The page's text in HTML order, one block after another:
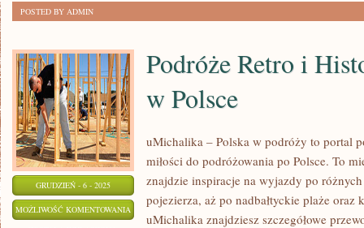
POSTED BY ADMIN
GRUDZIEŃ - 6 - 2025
MOŻLIWOŚĆ KOMENTOWANIA PODRÓŻE
Podróże Retro i
w Polsce
uMichalika – Polska w podróży to portal
miłości do podróżowania po Polsce. To
znajdzie inspiracje na wyjazdy po
pojezierza, aż po nadbałtyckie plaże oraz
uMichalika znajdziesz szczegółowe